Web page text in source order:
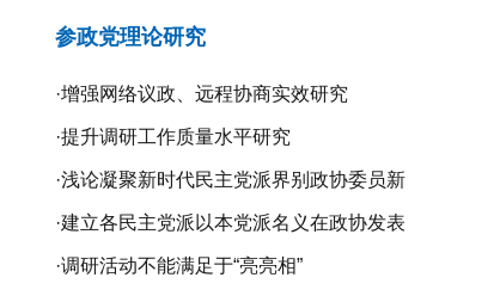
参政党理论研究
·增强网络议政、远程协商实效研究
·提升调研工作质量水平研究
·浅论凝聚新时代民主党派界别政协委员新
共识的新路径
·建立各民主党派以本党派名义在政协发表
意见的制度机制研究
·调研活动不能满足于“亮亮相”